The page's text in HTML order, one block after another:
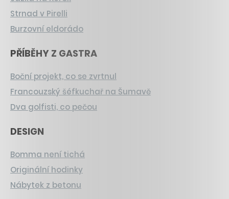
Strnad v Pirelli
Burzovní eldorádo
PŘÍBĚHY Z GASTRA
Boční projekt, co se zvrtnul
Francouzský šéfkuchař na Šumavě
Dva golfisti, co pečou
DESIGN
Bomma není tichá
Originální hodinky
Nábytek z betonu